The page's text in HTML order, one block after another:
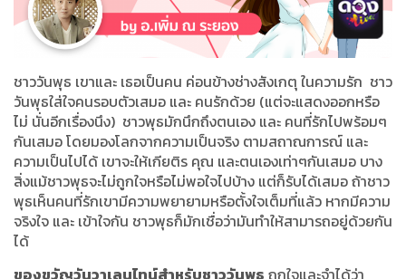
ชาววันพุธ เขาและ เธอเป็นคน ค่อนข้างช่างสังเกตุ ในความรัก ชาว
วันพุธใส่ใจคนรอบตัวเสมอ และ คนรักด้วย (แต่จะแสดงออกหรือ
ไม่ นั่นอีกเรื่องนึง) ชาวพุธมักนึกถึงตนเอง และ คนที่รักไปพร้อมๆ
กันเสมอ โดยมองโลกจากความเป็นจริง ตามสถาณการณ์ และ
ความเป็นไปได้ เขาจะให้เกียติร คุณ และตนเองเท่าๆกันเสมอ บาง
สิ่งแม้ชาวพุธจะไม่ถูกใจหรือไม่พอใจไปบ้าง แต่ก็รับได้เสมอ ถ้าชาว
พุธเห็นคนที่รักเขามีความพยายามหรือตั้งใจเต็มที่แล้ว หากมีความ
จริงใจ และ เข้าใจกัน ชาวพุธก็มักเชื่อว่ามันทำให้สามารถอยู่ด้วยกัน
ได้